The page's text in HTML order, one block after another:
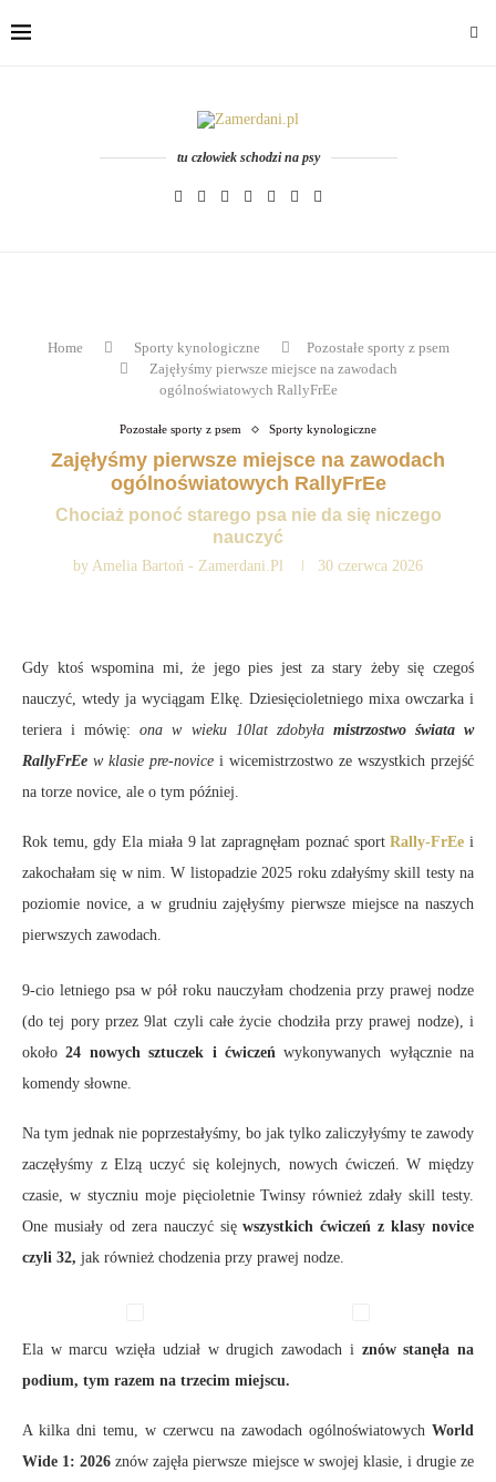
tu człowiek schodzi na psy
Home Sporty kynologiczne
Pozostałe sporty z psem
Zajęłyśmy pierwsze miejsce na zawodach
ogólnoświatowych RallyFrEe
Pozostałe sporty z psem Sporty kynologiczne
Zajęłyśmy pierwsze miejsce na zawodach
ogólnoświatowych RallyFrEe
Chociaż ponoć starego psa nie da się niczego
nauczyć
by Amelia Bartoń - Zamerdani.pl 30 czerwca 2026
Gdy ktoś wspomina mi, że jego pies jest za stary żeby się czegoś
nauczyć, wtedy ja wyciągam Elkę. Dziesięcioletniego mixa owczarka i
teriera i mówię:ona w wieku 10lat zdobyła mistrzostwo świata w
RallyFrEe w klasie pre-novice i wicemistrzostwo ze wszystkich przejść
na torze novice, ale o tym później.
Rok temu, gdy Ela miała 9 lat zapragnęłam poznać sportRally-FrEe i
zakochałam się w nim. W listopadzie 2025 roku zdałyśmy skill testy na
poziomie novice, a w grudniu zajęłyśmy pierwsze miejsce na naszych
pierwszych zawodach.
9-cio letniego psa w pół roku nauczyłam chodzenia przy prawej nodze
(do tej pory przez 9lat czyli całe życie chodziła przy prawej nodze), i
około24 nowych sztuczek i ćwiczeńwykonywanych wyłącznie na
komendy słowne.
Na tym jednak nie poprzestałyśmy, bo jak tylko zaliczyłyśmy te zawody
zaczęłyśmy z Elzą uczyć się kolejnych, nowych ćwiczeń. W między
czasie, w styczniu moje pięcioletnie Twinsy również zdały skill testy.
One musiały od zera nauczyć sięwszystkich ćwiczeń z klasy novice
czyli 32, jak również chodzenia przy prawej nodze.
Ela w marcu wzięła udział w drugich zawodach i znów stanęła na
podium, tym razem na trzecim miejscu.
A kilka dni temu, w czerwcu na zawodach ogólnoświatowych World
Wide 1: 2026 znów zajęła pierwsze miejsce w swojej klasie, i drugie ze